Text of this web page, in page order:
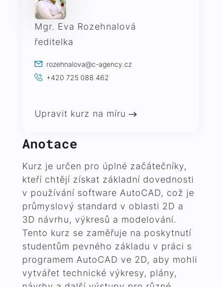
Anotace
Kurz je určen pro úplné začátečníky,
kteří chtějí získat základní dovednosti
v používání software AutoCAD, což je
průmyslový standard v oblasti 2D a
3D návrhu, výkresů a modelování.
Tento kurz se zaměřuje na poskytnutí
studentům pevného základu v práci s
programem AutoCAD ve 2D, aby mohli
vytvářet technické výkresy, plány,
Mgr. Eva Rozehnalová
ředitelka
rozehnalova@c-agency.cz
+420 725 088 462
Upravit kurz na míru